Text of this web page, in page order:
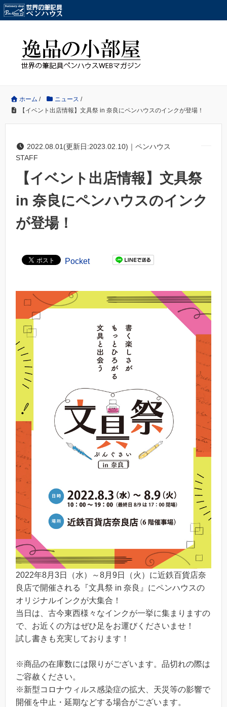
ホーム / ニュース /
【イベント出店情報】文具祭 in 奈良にペンハウスのインクが登場！
2022.08.01(更新日:2023.02.10)｜ペンハウス
STAFF
【イベント出店情報】文具祭
in 奈良にペンハウスのインク
が登場！
Pocket
2022年8月3日（水）～8月9日（火）に近鉄百貨店奈
良店で開催される『文具祭 in 奈良』にペンハウスの
オリジナルインクが大集合！
当日は、古今東西様々なインクが一挙に集まりますの
で、お近くの方はぜひ足をお運びくださいませ！
試し書きも充実しております！
※商品の在庫数には限りがございます。品切れの際は
ご容赦ください。
※新型コロナウィルス感染症の拡大、天災等の影響で
開催を中止・延期などする場合がございます。